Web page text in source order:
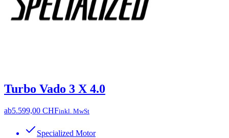
Turbo Vado 3 X 4.0
ab5.599,00 CHFinkl. MwSt
Specialized Motor